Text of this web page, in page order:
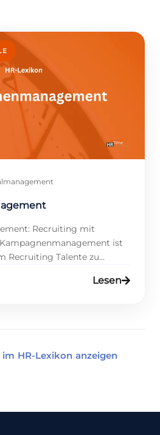
Recruiting mit
ist
Recruiting Talente zu
Strategien mit
Warum ist das top?
[…]
Lesen
HR-Lexikon anzeigen